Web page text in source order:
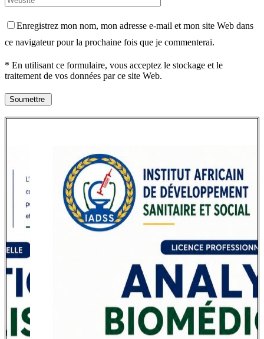
Enregistrez mon nom, mon adresse e-mail et mon site Web dans
ce navigateur pour la prochaine fois que je commenterai.
* En utilisant ce formulaire, vous acceptez le stockage et le
traitement de vos données par ce site Web.